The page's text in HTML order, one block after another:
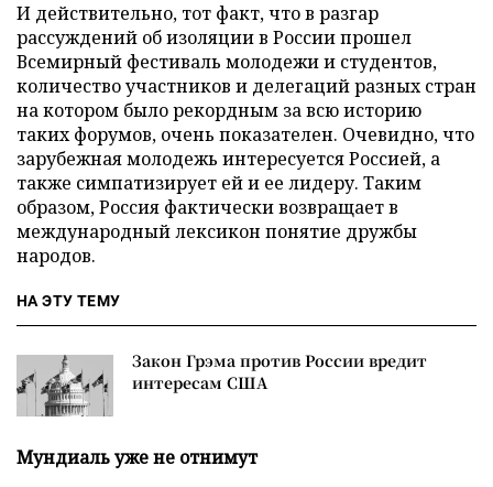
И действительно, тот факт, что в разгар
рассуждений об изоляции в России прошел
Всемирный фестиваль молодежи и студентов,
количество участников и делегаций разных стран
на котором было рекордным за всю историю
таких форумов, очень показателен. Очевидно, что
зарубежная молодежь интересуется Россией, а
также симпатизирует ей и ее лидеру. Таким
образом, Россия фактически возвращает в
международный лексикон понятие дружбы
народов.
НА ЭТУ ТЕМУ
Закон Грэма против России вредит
интересам США
Мундиаль уже не отнимут